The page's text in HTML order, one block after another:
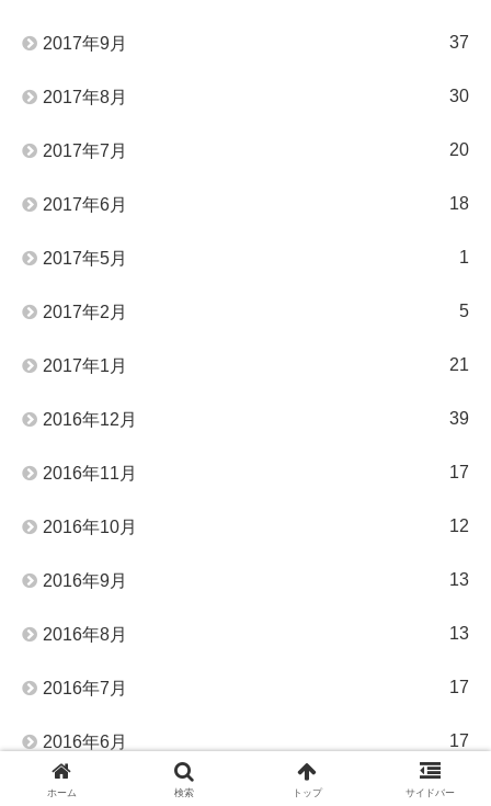
2017年9月 37
2017年8月 30
2017年7月 20
2017年6月 18
2017年5月 1
2017年2月 5
2017年1月 21
2016年12月 39
2016年11月 17
2016年10月 12
2016年9月 13
2016年8月 13
2016年7月 17
2016年6月 17
2016年5月 24
ホーム 検索 トップ サイドバー